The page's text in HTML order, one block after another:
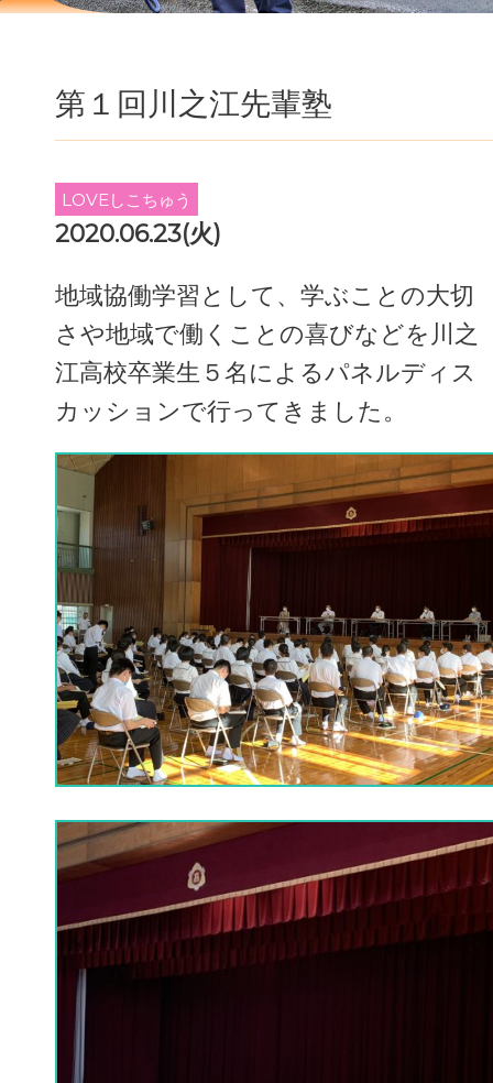
第１回川之江先輩塾
LOVEしこちゅう
2020.06.23(火)
地域協働学習として、学ぶことの大切
さや地域で働くことの喜びなどを川之
江高校卒業生５名によるパネルディス
カッションで行ってきました。